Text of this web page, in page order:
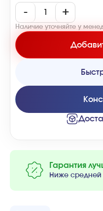
Гарантия
Ниже средней
- +
Наличие уточняйте у